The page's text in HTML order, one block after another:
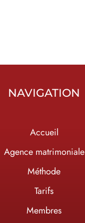
NAVIGATION
Accueil
Agence matrimoniale
Méthode
Tarifs
Membres